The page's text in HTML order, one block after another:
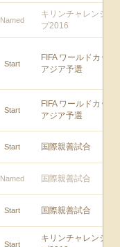
Named
キリンチャレンジカ
プ2016
Start
FIFA ワールドカップ
アジア予選
Start
FIFA ワールドカップ
アジア予選
Start 国際親善試合
Named 国際親善試合
Start 国際親善試合
Start
キリンチャレンジカ